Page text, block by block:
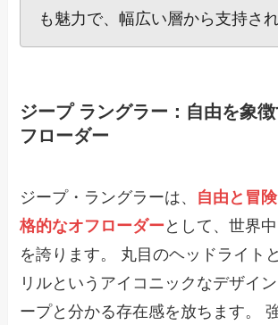
も魅力で、幅広い層から支持さ
ジープ ラングラー：自由を象
フローダー
ジープ・ラングラーは、 自由と冒
格的なオフローダー として、世界
を誇ります。 丸目のヘッドライト
リルというアイコニックなデザイ
ープと分かる存在感を放ちます。